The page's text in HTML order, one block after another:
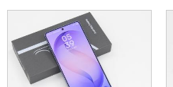
（3/18）正式在台灣上市，消
費者可於各大通路購買；同步登
場的還有 Galaxy Buds4